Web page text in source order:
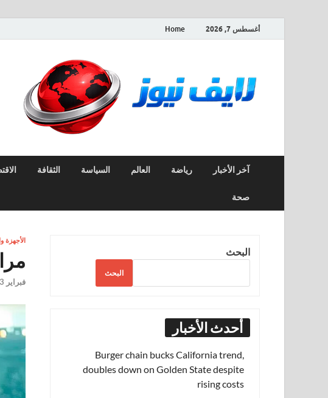
أغسطس 7, 2026 Home
آخر الأخبار رياضة العالم السياسة الثقافة
صحة
الأجهزة
فبراير 23, 2026
البحث
البحث
أحدث الأخبار
Burger chain bucks California trend,
doubles down on Golden State despite
rising costs